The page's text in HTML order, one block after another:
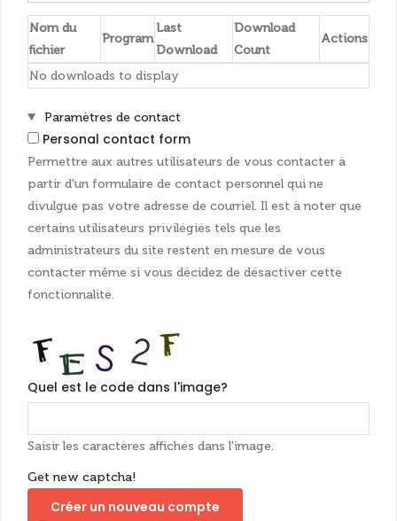
Nom du
fichier
Program
Last
Download
Download
Count
Actions
No downloads to display
Hide
Paramètres de contact
Personal contact form
Permettre aux autres utilisateurs de vous contacter à
partir d'un formulaire de contact personnel qui ne
divulgue pas votre adresse de courriel. Il est à noter que
certains utilisateurs privilégiés tels que les
administrateurs du site restent en mesure de vous
contacter même si vous décidez de désactiver cette
fonctionnalité.
Quel est le code dans l'image?
Saisir les caractères affichés dans l'image.
Get new captcha!